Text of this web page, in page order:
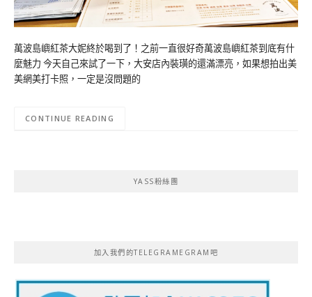
萬波島嶼紅茶大妮終於喝到了！之前一直很好奇萬波島嶼紅茶到底有什
麼魅力 今天自己來試了一下，大安店內裝璜的還滿漂亮，如果想拍出美
美網美打卡照，一定是沒問題的
CONTINUE READING
YASS粉絲團
加入我們的TELEGRAMEGRAM吧